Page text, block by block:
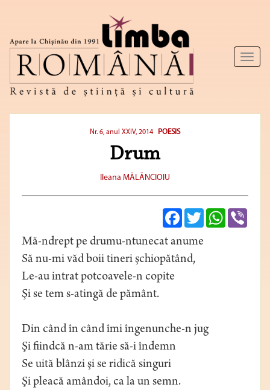
Toggle
Nr. 6, anul XXIV, 2014 POESIS
Drum
Ileana MĂLĂNCIOIU
FacebookTwitterWhatsApp
Mă-ndrept pe drumu-ntunecat anume
Să nu-mi văd boii tineri şchiopătând,
Le-au intrat potcoavele-n copite
Şi se tem s-atingă de pământ.
Din când în când îmi îngenunche-n jug
Şi fiindcă n-am tărie să-i îndemn
Se uită blânzi şi se ridică singuri
Şi pleacă amândoi, ca la un semn.